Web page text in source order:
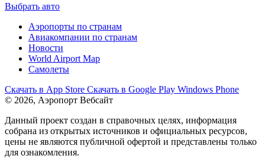
Выбрать авто
Аэропорты по странам
Авиакомпании по странам
Новости
World Airport Map
Самолеты
Скачать в App Store Скачать в Google Play Windows Phone
© 2026, Аэропорт Вебсайт
Данный проект создан в справочных целях, информация
собрана из открытых источников и официальных ресурсов,
цены не являются публичной офертой и представлены только
для ознакомления.